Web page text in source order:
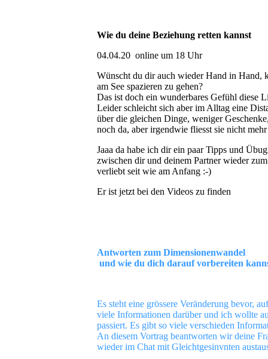
Wie du deine Beziehung retten kannst
04.04.20 online um 18 Uhr
Wünscht du dir auch wieder Hand in Hand,
am See spazieren zu gehen?
Das ist doch ein wunderbares Gefühl diese
Leider schleicht sich aber im Alltag eine
über die gleichen Dinge, weniger
noch da, aber irgendwie fliesst sie nicht
Jaaa da habe ich dir ein paar Tipps und
zwischen dir und deinem Partner wieder
verliebt seit wie am Anfang :-)
Er ist jetzt bei den Videos zu finden
Antworten zum Dimensionenwandel
und wie du dich darauf vorbereiten
Es steht eine grössere Veränderung bevor,
viele Informationen darüber und ich wollte
passiert. Es gibt so viele verschieden
An diesem Vortrag beantworten wir deine
wieder im Chat mit Gleichtgesinvnten